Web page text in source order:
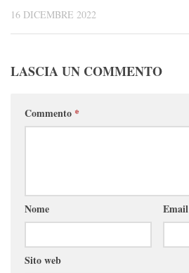
16 DICEMBRE 2022
LASCIA UN COMMENTO
Commento *
Nome Email
Sito web